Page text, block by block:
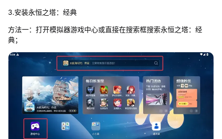
3.安装永恒之塔：经典
方法一：打开模拟器游戏中心或直接在搜索框搜索永恒之塔：经
典；